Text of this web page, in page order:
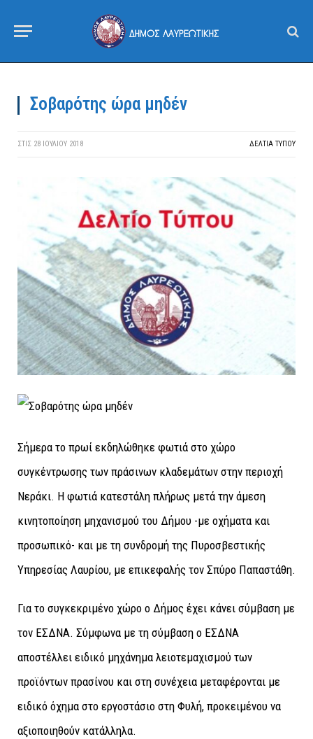
Σοβαρότης ώρα μηδέν
ΣΤΙΣ 28 ΙΟΥΛΊΟΥ 2018 ΔΕΛΤΙΑ ΤΥΠΟΥ
Σήμερα το πρωί εκδηλώθηκε φωτιά στο χώρο
συγκέντρωσης των πράσινων κλαδεμάτων στην περιοχή
Νεράκι. Η φωτιά κατεστάλη πλήρως μετά την άμεση
κινητοποίηση μηχανισμού του Δήμου -με οχήματα και
προσωπικό- και με τη συνδρομή της Πυροσβεστικής
Υπηρεσίας Λαυρίου, με επικεφαλής τον Σπύρο Παπαστάθη.
Για το συγκεκριμένο χώρο ο Δήμος έχει κάνει σύμβαση με
τον ΕΣΔΝΑ. Σύμφωνα με τη σύμβαση ο ΕΣΔΝΑ
αποστέλλει ειδικό μηχάνημα λειοτεμαχισμού των
προϊόντων πρασίνου και στη συνέχεια μεταφέρονται με
ειδικό όχημα στο εργοστάσιο στη Φυλή, προκειμένου να
αξιοποιηθούν κατάλληλα.